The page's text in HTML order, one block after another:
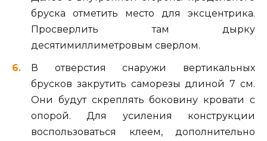
бруска отметить место для эксцентрика.
Просверлить там дырку
десятимиллиметровым сверлом.
В отверстия снаружи вертикальных
брусков закрутить саморезы длиной 7 см.
Они будут скреплять боковину кровати с
опорой. Для усиления конструкции
воспользоваться клеем, дополнительно